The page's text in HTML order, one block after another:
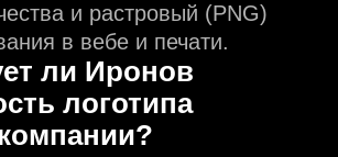
и растровый (PNG)
в вебе и печати.
ли Иронов
логотипа